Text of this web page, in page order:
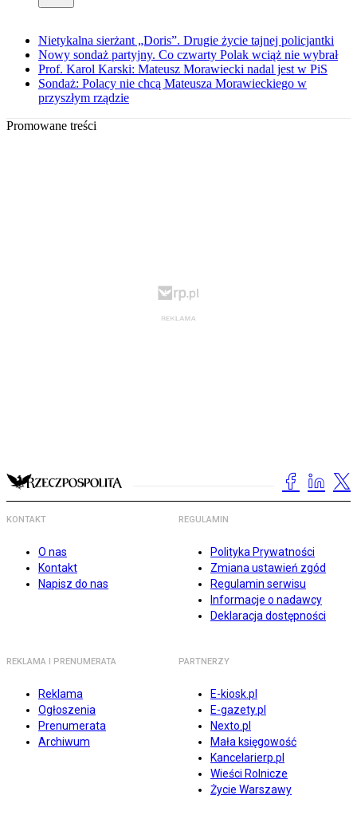
Nietykalna sierżant „Doris”. Drugie życie tajnej policjantki
Nowy sondaż partyjny. Co czwarty Polak wciąż nie wybrał
Prof. Karol Karski: Mateusz Morawiecki nadal jest w PiS
Sondaż: Polacy nie chcą Mateusza Morawieckiego w
przyszłym rządzie
Promowane treści
KONTAKT
O nas
Kontakt
Napisz do nas
REGULAMIN
Polityka Prywatności
Zmiana ustawień zgód
Regulamin serwisu
Informacje o nadawcy
Deklaracja dostępności
REKLAMA I PRENUMERATA
Reklama
Ogłoszenia
Prenumerata
Archiwum
PARTNERZY
E-kiosk.pl
E-gazety.pl
Nexto.pl
Mała księgowość
Kancelarierp.pl
Wieści Rolnicze
Życie Warszawy